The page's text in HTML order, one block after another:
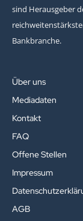
sind Herausgeber
Bankbranche.
Über uns
Mediadaten
Kontakt
FAQ
Offene Stellen
Impressum
AGB